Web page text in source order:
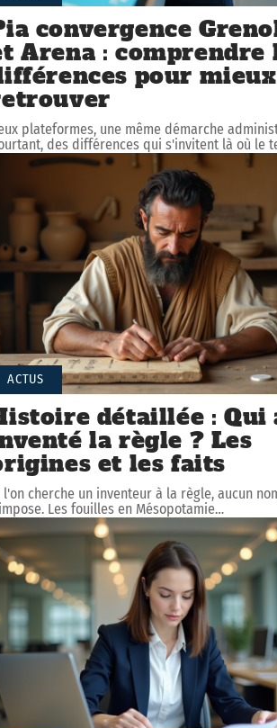
convergence
Arena : comprendre
pour mieux
plateformes, une même démarche
des différences qui s'invitent là où le
ACTUS
détaillée : Qui
la règle ? Les
et les faits
l'on cherche un inventeur à la règle, aucun
Les fouilles en Mésopotamie…